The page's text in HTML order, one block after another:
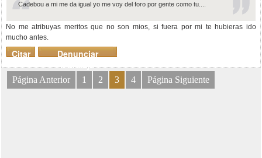
Cadebou a mi me da igual yo me voy del foro por gente como tu....
No me atribuyas meritos que no son mios, si fuera por mi te hubieras ido
mucho antes.
Denunciar
mensaje
Citar
Página Anterior 1 2 3 4 Página Siguiente